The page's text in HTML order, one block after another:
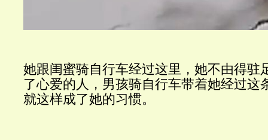
她跟闺蜜骑自行车经过这里，她不由得驻
了心爱的人，男孩骑自行车带着她经过这
就这样成了她的习惯。